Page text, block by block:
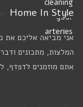
Home In Style
אני מביאה אליכם את
המלצות, מתכונים
אתם מוזמנים לדפדף,